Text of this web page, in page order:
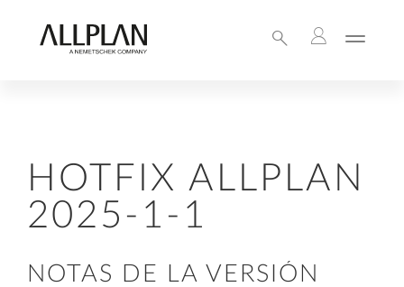
HOTFIX ALLPLAN
2025-1-1
NOTAS DE LA VERSIÓN